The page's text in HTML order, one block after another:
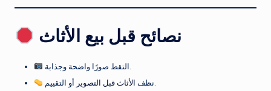
نصائح قبل بيع الأثاث
التقط صورًا واضحة وجذابة.
نظف الأثاث قبل التصوير
أو التقييم.